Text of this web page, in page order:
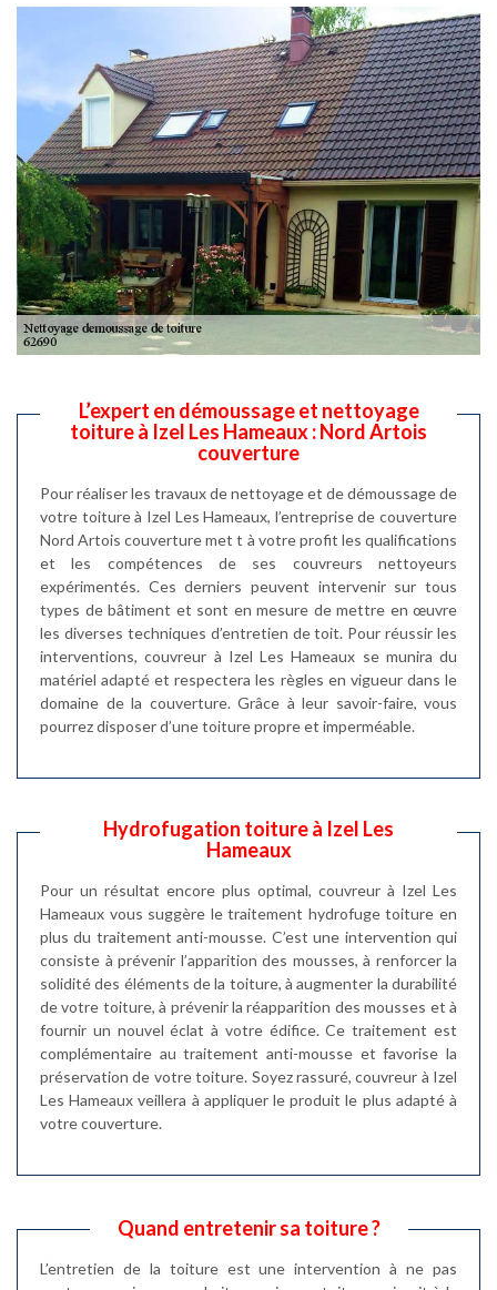
L’expert en démoussage et nettoyage
toiture à Izel Les Hameaux : Nord Artois
couverture
Pour réaliser les travaux de nettoyage et de démoussage de
votre toiture à Izel Les Hameaux, l’entreprise de couverture
Nord Artois couverture met t à votre profit les qualifications
et les compétences de ses couvreurs nettoyeurs
expérimentés. Ces derniers peuvent intervenir sur tous
types de bâtiment et sont en mesure de mettre en œuvre
les diverses techniques d’entretien de toit. Pour réussir les
interventions, couvreur à Izel Les Hameaux se munira du
matériel adapté et respectera les règles en vigueur dans le
domaine de la couverture. Grâce à leur savoir-faire, vous
pourrez disposer d’une toiture propre et imperméable.
Hydrofugation toiture à Izel Les
Hameaux
Pour un résultat encore plus optimal, couvreur à Izel Les
Hameaux vous suggère le traitement hydrofuge toiture en
plus du traitement anti-mousse. C’est une intervention qui
consiste à prévenir l’apparition des mousses, à renforcer la
solidité des éléments de la toiture, à augmenter la durabilité
de votre toiture, à prévenir la réapparition des mousses et à
fournir un nouvel éclat à votre édifice. Ce traitement est
complémentaire au traitement anti-mousse et favorise la
préservation de votre toiture. Soyez rassuré, couvreur à Izel
Les Hameaux veillera à appliquer le produit le plus adapté à
votre couverture.
Quand entretenir sa toiture ?
L’entretien de la toiture est une intervention à ne pas